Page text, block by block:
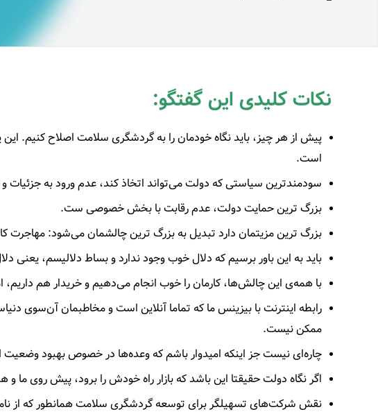
نکات کلیدی این گفتگو:
پیش از هر چیز، باید نگاه خودمان را به گردشگری سلامت اصلاح کنیم.
است.
سودمندترین سیاستی که دولت می‌تواند اتخاذ کند، عدم ورود به
بزرگ ترین حمایت دولت، عدم رقابت با بخش خصوصی ست.
بزرگ ترین مزیتمان دارد تبدیل به بزرگ ترین چالشمان می‌شود: مهاجرت
باید به این باور برسیم که دلال خوب وجود ندارد و بساط دلالیسم، یعنی
با همه‌ی این چالش‌ها، کارمان را خوب انجام می‌دهیم و خریدار هم داریم،
رابطه اینترنت با بیزینس ما که تماما آنلاین است و مخاطبمان آن‌سوی
ممکن نیست.
چاره‌ای نیست جز اینکه امیدوار باشم که وعده‌ها در خصوص بهبود وضعیت
اگر نگاه دولت حقیقتا این باشد که بازار راه خودش را برود، پیش روی ما
نقش شرکت‌های تسهیلگر برای توسعه گردشگری سلامت همانطور که از